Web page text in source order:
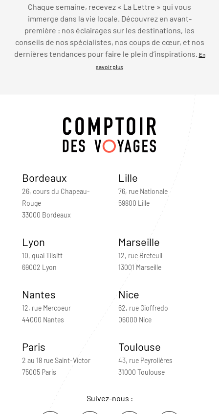
Chaque semaine, recevez « La Lettre » qui vous
immerge dans la vie locale. Découvrez en avant-
première : nos éclairages sur les destinations, les
conseils de nos spécialistes, nos coups de cœur, et nos
dernières tendances pour faire le plein d’inspirations.
En
savoir plus
Bordeaux
26, cours du Chapeau-
Rouge
33000 Bordeaux
Lille
76, rue Nationale
59800 Lille
Lyon
10, quai Tilsitt
69002 Lyon
Marseille
12, rue Breteuil
13001 Marseille
Nantes
12, rue Mercoeur
44000 Nantes
Nice
62, rue Gioffredo
06000 Nice
Paris
2 au 18 rue Saint-Victor
75005 Paris
Toulouse
43, rue Peyrolières
31000 Toulouse
Suivez-nous :